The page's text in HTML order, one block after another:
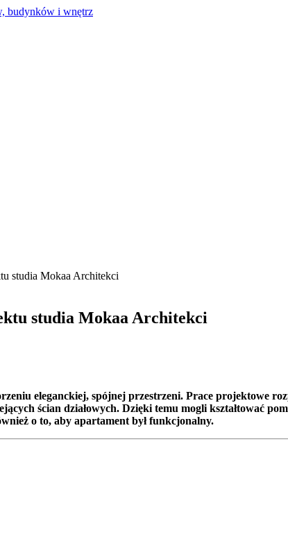
studia Mokaa Architekci
studia Mokaa Architekci
eleganckiej, spójnej przestrzeni. Prace projektowe
ścian działowych. Dzięki temu mogli kształtować
o to, aby apartament był funkcjonalny.